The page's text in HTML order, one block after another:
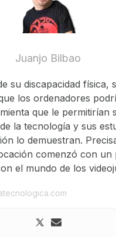
Juanjo Bilbao
su discapacidad física,
los ordenadores
que le permitirían
la tecnología y sus
lo demuestran.
comenzó con un
el mundo de los